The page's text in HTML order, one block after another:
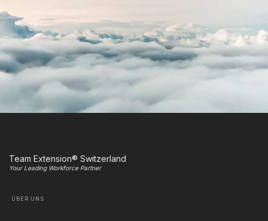
Team Extension® Switzerland
Your Leading Workforce Partner
ÜBER UNS